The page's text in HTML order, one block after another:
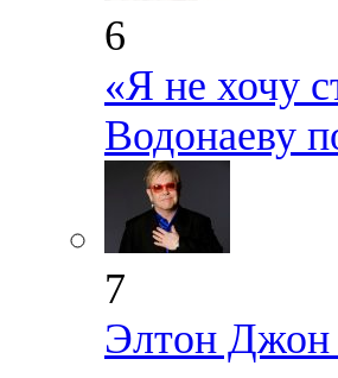
6
«Я не хочу
Водонаеву
7
Элтон Джон